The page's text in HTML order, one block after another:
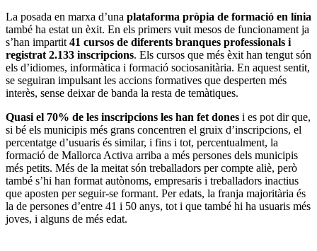
La posada en marxa d’una plataforma pròpia de formació en línia
també ha estat un èxit. En els primers vuit mesos de funcionament ja
s’han impartit 41 cursos de diferents branques professionals i
registrat 2.133 inscripcions. Els cursos que més èxit han tengut són
els d’idiomes, informàtica i formació sociosanitària. En aquest sentit,
se seguiran impulsant les accions formatives que desperten més
interès, sense deixar de banda la resta de temàtiques.
Quasi el 70% de les inscripcions les han fet dones i es pot dir que,
si bé els municipis més grans concentren el gruix d’inscripcions, el
percentatge d’usuaris és similar, i fins i tot, percentualment, la
formació de Mallorca Activa arriba a més persones dels municipis
més petits. Més de la meitat són treballadors per compte aliè, però
també s’hi han format autònoms, empresaris i treballadors inactius
que aposten per seguir-se formant. Per edats, la franja majoritària és
la de persones d’entre 41 i 50 anys, tot i que també hi ha usuaris més
joves, i alguns de més edat.